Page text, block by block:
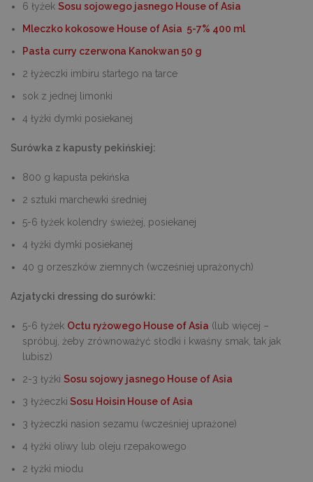
6 łyżek Sosu sojowego jasnego House of Asia
Mleczko kokosowe House of Asia 5-7% 400 ml
Pasta curry czerwona Kanokwan 50 g
2 łyżeczki imbiru startego na tarce
sok z jednej limonki
4 łyżki dymki posiekanej
Surówka z kapusty pekińskiej:
800 g kapusta pekińska
2 sztuki marchewki średniej
5-6 łyżek kolendry świeżej, posiekanej
4 łyżki dymki posiekanej
40 g orzeszków ziemnych (wcześniej uprażonych)
Azjatycki dressing do surówki:
5-6 łyżek Octu ryżowego House of Asia (lub więcej –
spróbuj, żeby zrównoważyć słodki i kwaśny smak, tak jak
lubisz)
2-3 łyżki Sosu sojowy jasnego House of Asia
3 łyżeczki Sosu Hoisin House of Asia
3 łyżeczki nasion sezamu (wcześniej uprażone)
4 łyżki oliwy lub oleju rzepakowego
2 łyżki miodu